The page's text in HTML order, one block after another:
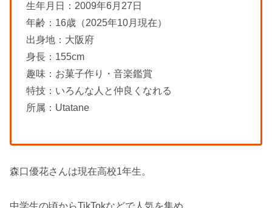
生年月日：2009年6月27日
年齢：16歳（2025年10月現在）
出身地：大阪府
身長：155cm
趣味：お菓子作り・音楽鑑賞
特技：いろんな人と仲良くなれる
所属：Utatane
森口優花さんは現在高校1年生。
中学生の頃からTikTokなどで人気を集め、